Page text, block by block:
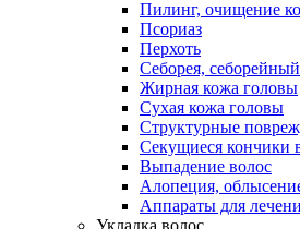
Пилинг, очищение
Псориаз
Перхоть
Себорея,
Жирная кожа головы
Сухая кожа головы
Структурные
Секущиеся кончики
Выпадение волос
Алопеция,
Аппараты для
Укладка волос